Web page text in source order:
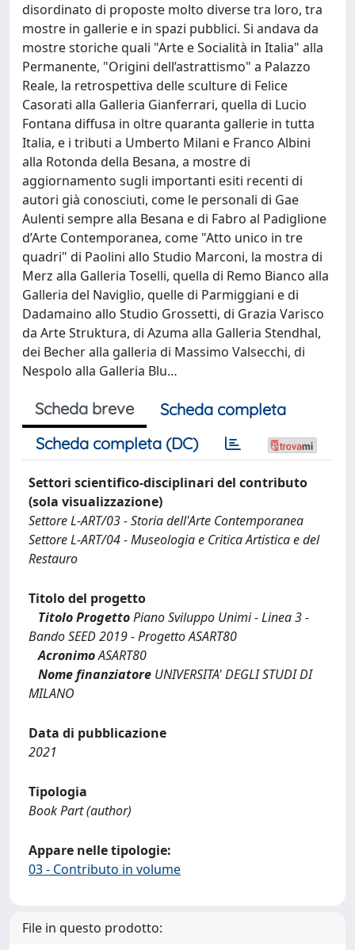
disordinato di proposte molto diverse tra loro, tra
mostre in gallerie e in spazi pubblici. Si andava da
mostre storiche quali "Arte e Socialità in Italia" alla
Permanente, "Origini dell’astrattismo" a Palazzo
Reale, la retrospettiva delle sculture di Felice
Casorati alla Galleria Gianferrari, quella di Lucio
Fontana diffusa in oltre quaranta gallerie in tutta
Italia, e i tributi a Umberto Milani e Franco Albini
alla Rotonda della Besana, a mostre di
aggiornamento sugli importanti esiti recenti di
autori già conosciuti, come le personali di Gae
Aulenti sempre alla Besana e di Fabro al Padiglione
d’Arte Contemporanea, come "Atto unico in tre
quadri" di Paolini allo Studio Marconi, la mostra di
Merz alla Galleria Toselli, quella di Remo Bianco alla
Galleria del Naviglio, quelle di Parmiggiani e di
Dadamaino allo Studio Grossetti, di Grazia Varisco
da Arte Struktura, di Azuma alla Galleria Stendhal,
dei Becher alla galleria di Massimo Valsecchi, di
Nespolo alla Galleria Blu…
Scheda breve
Scheda completa
Scheda completa (DC)
Settori scientifico-disciplinari del contributo
(sola visualizzazione)
Settore L-ART/03 - Storia dell'Arte Contemporanea
Settore L-ART/04 - Museologia e Critica Artistica e del
Restauro
Titolo del progetto
Titolo ProgettoPiano Sviluppo Unimi - Linea 3 -
Bando SEED 2019 - Progetto ASART80
AcronimoASART80
Nome finanziatore UNIVERSITA' DEGLI STUDI DI
MILANO
Data di pubblicazione
2021
Tipologia
Book Part (author)
Appare nelle tipologie:
03 - Contributo in volume
File in questo prodotto: